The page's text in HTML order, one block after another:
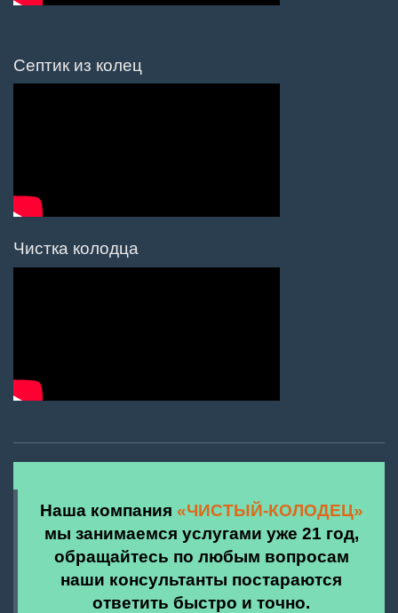
Септик из колец
Чистка колодца
Наша компания «ЧИСТЫЙ-КОЛОДЕЦ»
мы занимаемся услугами уже 21 год,
обращайтесь по любым вопросам
наши консультанты постараются
ответить быстро и точно.